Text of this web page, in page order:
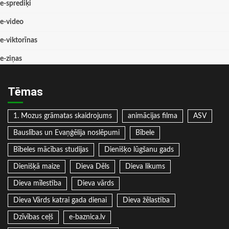
e-sprediķi
e-video
e-viktorīnas
e-ziņas
Tēmas
1. Mozus grāmatas skaidrojums animācijas filma ASV
Bauslības un Evaņģēlija noslēpumi Bībele
Bībeles mācības studijas Dienišķo lūgšanu gads
Dienišķā maize Dieva Dēls Dieva likums
Dieva mīlestība Dieva vārds
Dieva Vārds katrai gada dienai Dieva žēlastība
Dzīvības ceļš e-baznica.lv